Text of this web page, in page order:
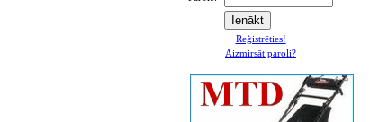
Reģistrēties!
Aizmirsāt paroli?